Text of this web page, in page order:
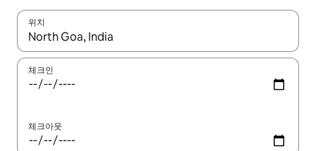
위치
결과가 나오면 위·아래 화살표 키를 사용하거나 터치 또는 스와이
체크인
체크아웃